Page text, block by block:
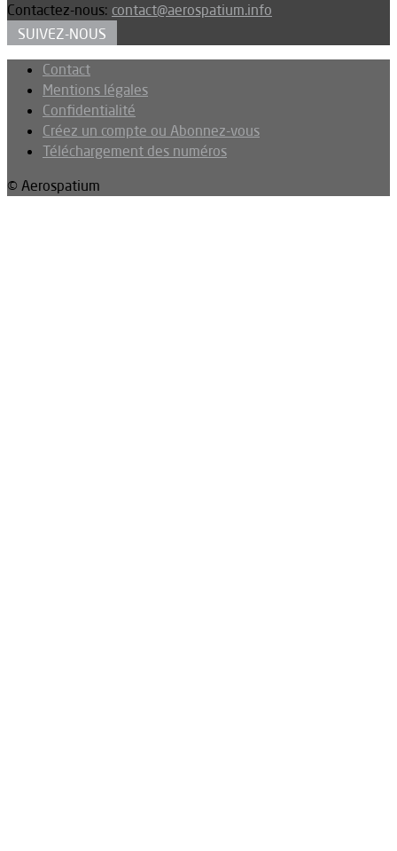
Contactez-nous: contact@aerospatium.info
SUIVEZ-NOUS
Contact
Mentions légales
Confidentialité
Créez un compte ou Abonnez-vous
Téléchargement des numéros
© Aerospatium